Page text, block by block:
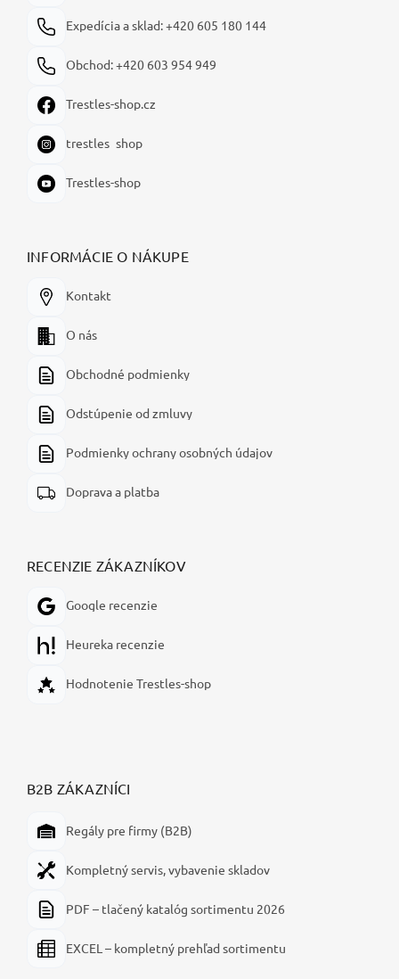
Expedícia a sklad: +420 605 180 144
Obchod: +420 603 954 949
Trestles-shop.cz
trestles_shop
Trestles-shop
INFORMÁCIE O NÁKUPE
Kontakt
O nás
Obchodné podmienky
Odstúpenie od zmluvy
Podmienky ochrany osobných údajov
Doprava a platba
RECENZIE ZÁKAZNÍKOV
Google recenzie
Heureka recenzie
Hodnotenie Trestles-shop
B2B ZÁKAZNÍCI
Regály pre firmy (B2B)
Kompletný servis, vybavenie skladov
PDF – tlačený katalóg sortimentu 2026
EXCEL – kompletný prehľad sortimentu